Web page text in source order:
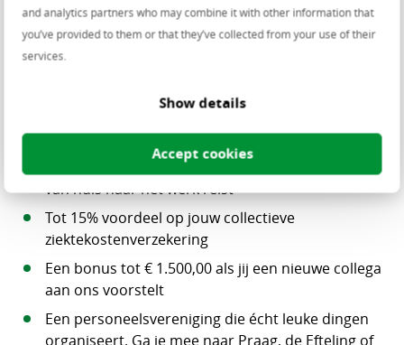
and analytics partners who may combine it with other information that
you’ve provided to them or that they’ve collected from your use of their
services.
Show details
Accept cookies
bruto maandsalaris
Loyaliteitsdagen: des te langer je bij ons werkt des
te meer vrije tijd
opleidingen
Mobiliteitsbudget omdat jij zelf wil bepalen hoe je
van huis naar het werk reist
Tot 15% voordeel op jouw collectieve
ziektekostenverzekering
Een bonus tot € 1.500,00 als jij een nieuwe collega
aan ons voorstelt
Een personeelsvereniging die écht leuke dingen
organiseert. Ga je mee naar Praag, de Efteling of